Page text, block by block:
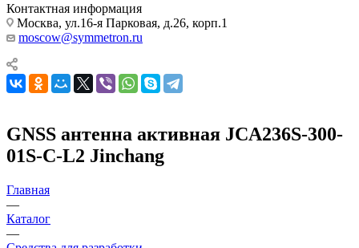
Контактная информация
Москва, ул.16-я Парковая, д.26, корп.1
moscow@symmetron.ru
GNSS антенна активная JCA236S-300-
01S-C-L2 Jinchang
Главная
—
Каталог
—